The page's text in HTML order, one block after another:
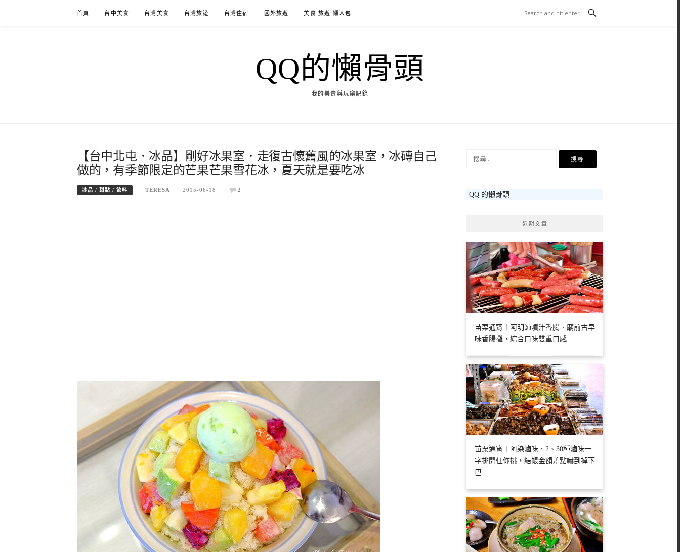
首頁 台中美食 台灣美食 台灣旅遊 台灣住宿 國外旅遊 美食 旅遊 懶人包
QQ的懶骨頭
我的美食與玩樂記錄
【台中北屯．冰品】剛好冰果室．走復古懷舊風的冰果室，冰磚自己
做的，有季節限定的芒果芒果雪花冰，夏天就是要吃冰
冰品 / 甜點 / 飲料 TERESA 2015-06-18 2
QQ 的懶骨頭
近期文章
苗栗通宵︱阿明師噴汁香腸．廟前古早
味香腸攤，綜合口味雙重口感
苗栗通宵︱阿染滷味．2、30種滷味一
字排開任你挑，結帳金額差點嚇到掉下
巴